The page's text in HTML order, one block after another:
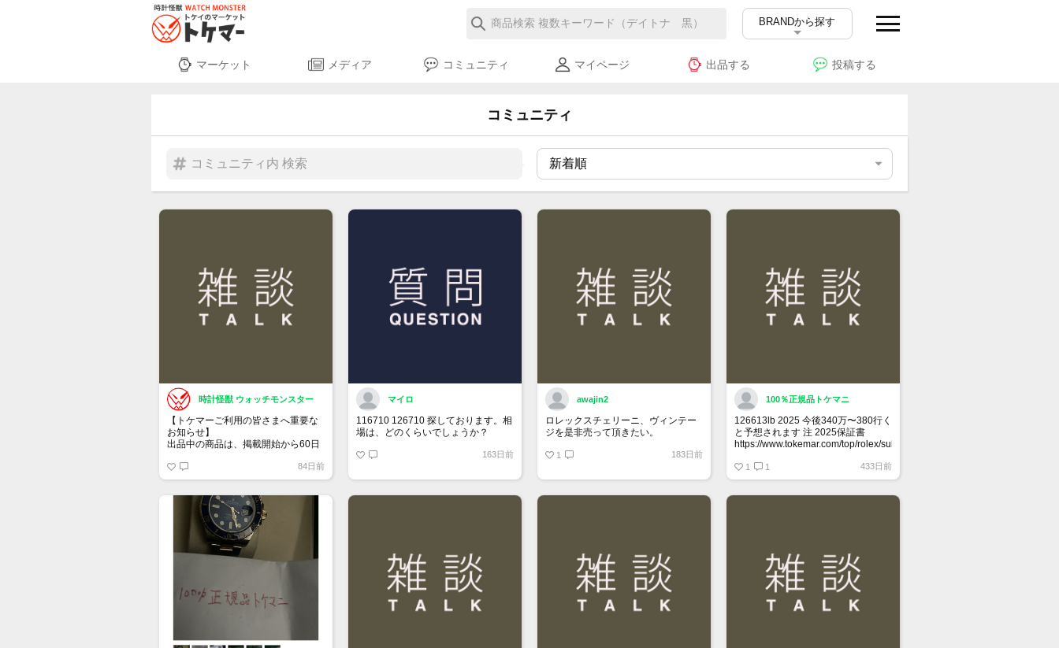
BRANDから探す
マーケット メディア コミュニティ マイページ 出品する 投稿する
コミュニティ
時計怪獣 ウォッチモンスター
【トケマーご利用の皆さまへ重要な
お知らせ】
出品中の商品は、掲載開始から60日
へ戻ります。
トップページでお気に入り登録がで
詳しくはマイページ＞お知らせをご
確認ください。
84日前
マイロ
116710 126710 探しております。相
場は、どのくらいでしょうか？
163日前
awajin2
ロレックスチェリーニ、ヴィンテー
ジを是非売って頂きたい。
1 183日前
100％正規品トケマニ
126613lb 2025 今後340万〜380行く
と予想されます 注 2025保証書
https://www.tokemar.com/top/rolex/submariner/166613lb-
マジ上がる予想しかない
1 1 433日前